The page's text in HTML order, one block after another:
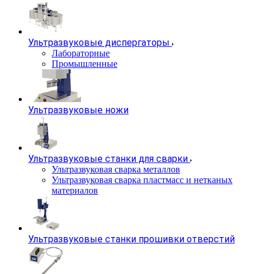
Ультразвуковые диспергаторы
Лабораторные
Промышленные
Ультразвуковые ножи
Ультразвуковые станки для сварки
Ультразвуковая сварка металлов
Ультразвуковая сварка пластмасс и нетканых
материалов
Ультразвуковые станки прошивки отверстий